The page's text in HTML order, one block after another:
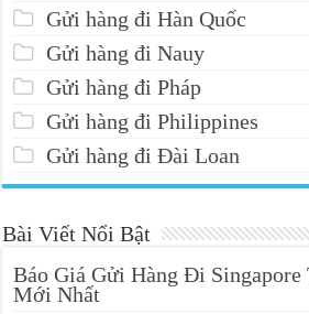
Gửi hàng đi Hàn Quốc
Gửi hàng đi Nauy
Gửi hàng đi Pháp
Gửi hàng đi Philippines
Gửi hàng đi Đài Loan
Bài Viết Nổi Bật
Báo Giá Gửi Hàng Đi
Mới Nhất